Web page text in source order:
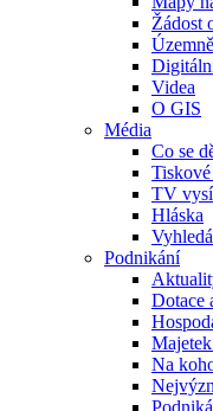
Žádost
Videa
O GIS
Média
Co se
TV
Hláska
Podnikání
Dotace
Na